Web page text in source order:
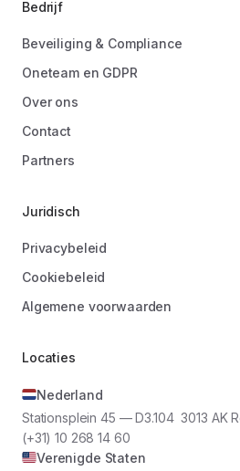
Bedrijf
Beveiliging & Compliance
Oneteam en GDPR
Over ons
Contact
Partners
Juridisch
Privacybeleid
Cookiebeleid
Algemene voorwaarden
Locaties
Nederland
Stationsplein 45 — D3.104 3013 AK
(+31) 10 268 14 60
Verenigde Staten